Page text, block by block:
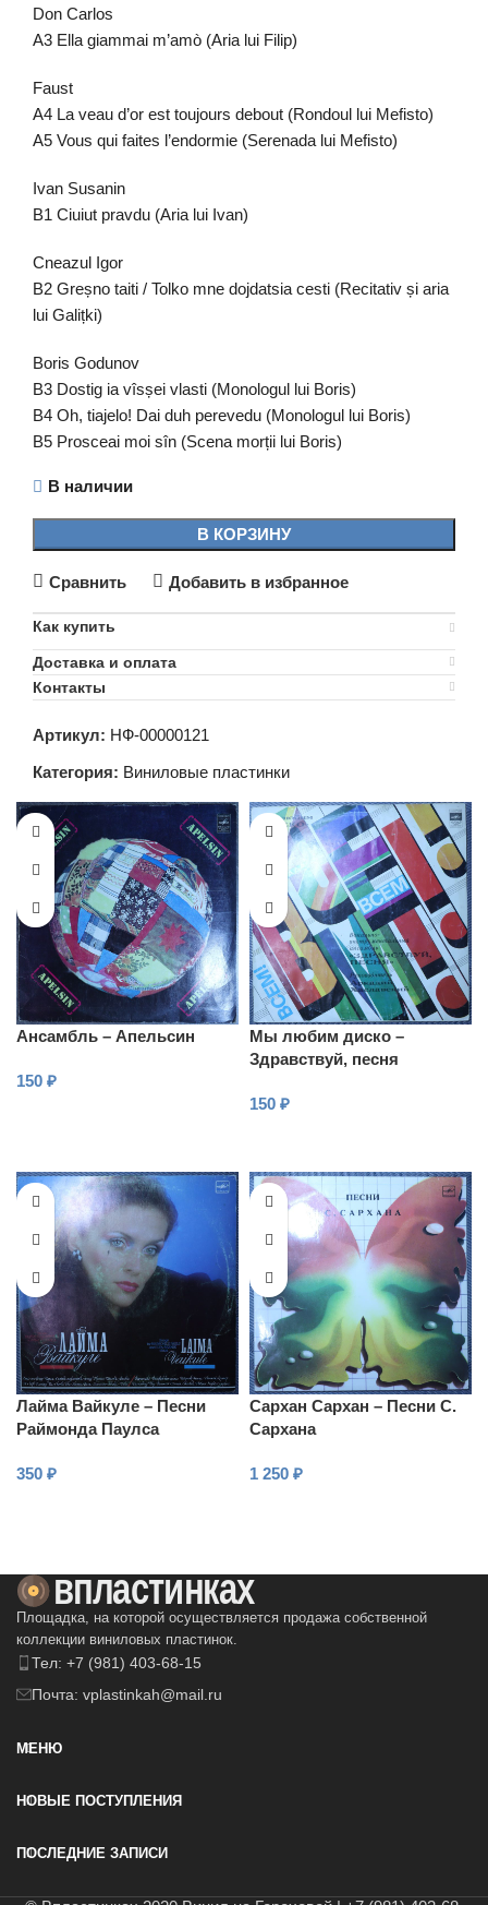
Don Carlos
A3 Ella giammai m’amò (Aria lui Filip)
Faust
A4 La veau d’or est toujours debout (Rondoul lui Mefisto)
A5 Vous qui faites l’endormie (Serenada lui Mefisto)
Ivan Susanin
B1 Ciuiut pravdu (Aria lui Ivan)
Cneazul Igor
B2 Greșno taiti / Tolko mne dojdatsia cesti (Recitativ și aria
lui Galițki)
Boris Godunov
B3 Dostig ia vîsșei vlasti (Monologul lui Boris)
B4 Oh, tiajelo! Dai duh perevedu (Monologul lui Boris)
B5 Prosceai moi sîn (Scena morții lui Boris)
В наличии
В КОРЗИНУ
Сравнить Добавить в избранное
Как купить
Доставка и оплата
Контакты
Артикул: НФ-00000121
Категория: Виниловые пластинки
Ансамбль – Апельсин
150 ₽
Мы любим диско –
Здравствуй, песня
150 ₽
Лайма Вайкуле – Песни
Раймонда Паулса
350 ₽
Сархан Сархан – Песни С.
Сархана
1 250 ₽
Площадка, на которой осуществляется продажа собственной
коллекции виниловых пластинок.
Тел: +7 (981) 403-68-15
Почта: vplastinkah@mail.ru
МЕНЮ
НОВЫЕ ПОСТУПЛЕНИЯ
ПОСЛЕДНИЕ ЗАПИСИ